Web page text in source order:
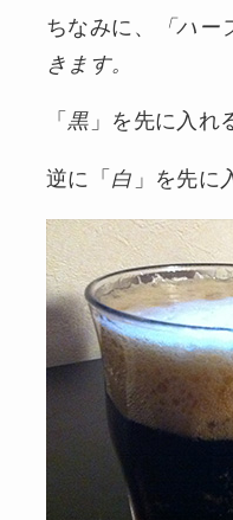
ちなみに、
「ハ
きます。
「 黒 」を先に入れ
逆に「 白 」を先に